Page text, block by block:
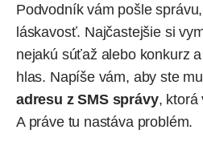
Podvodník vám pošle
láskavosť. Najčastejšie si
nejakú súťaž alebo konkurz
hlas. Napíše vám, aby ste mu
adresu z SMS správy, ktorá
A práve tu nastáva problém.